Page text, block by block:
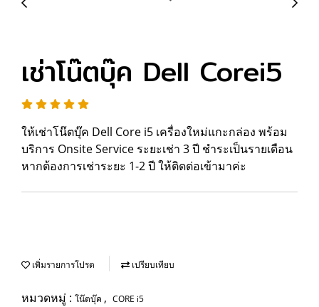
เช่าโน๊ตบุ๊ค Dell Corei5
ให้เช่าโน๊ตบุ๊ค Dell Core i5 เครื่องใหม่แกะกล่อง พร้อม
บริการ Onsite Service ระยะเช่า 3 ปี ชำระเป็นรายเดือน
หากต้องการเช่าระยะ 1-2 ปี ให้ติดต่อเข้ามาค่ะ
เพิ่มรายการโปรด เปรียบเทียบ
หมวดหมู่ : โน๊ตบุ๊ค , CORE i5